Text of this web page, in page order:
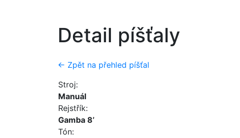
Detail píšťaly
← Zpět na přehled píšťal
Stroj:
Manuál
Rejstřík:
Gamba 8’
Tón: